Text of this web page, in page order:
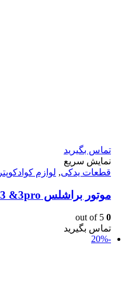
تماس بگیرید
نمایش سریع
قطعات یدکی, لوازم کوادکوپتر
موتور براشلس bugs 3 &3pro
0
تماس بگیرید
-20%